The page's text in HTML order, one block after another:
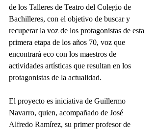
de los Talleres de Teatro del Colegio de
Bachilleres, con el objetivo de buscar y
recuperar la voz de los protagonistas de esta
primera etapa de los años 70, voz que
encontrará eco con los maestros de
actividades artísticas que resultan en los
protagonistas de la actualidad.
El proyecto es iniciativa de Guillermo
Navarro, quien, acompañado de José
Alfredo Ramírez, su primer profesor de